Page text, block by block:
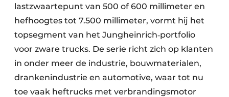
lastzwaartepunt van 500 of 600 millimeter en
hefhoogtes tot 7.500 millimeter, vormt hij het
topsegment van het Jungheinrich‑portfolio
voor zware trucks. De serie richt zich op klanten
in onder meer de industrie, bouwmaterialen,
drankenindustrie en automotive, waar tot nu
toe vaak heftrucks met verbrandingsmotor